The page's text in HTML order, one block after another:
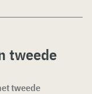
tweede
tweede